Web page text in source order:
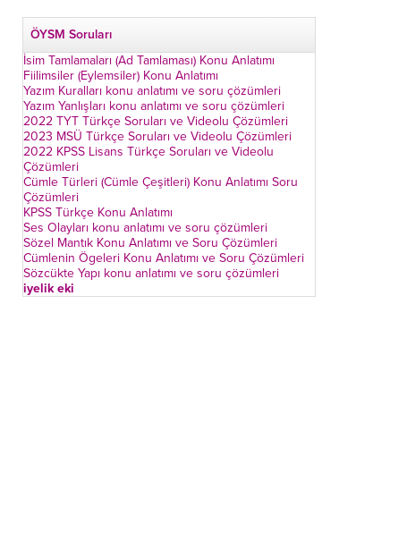
ÖYSM Soruları
İsim Tamlamaları (Ad Tamlaması) Konu Anlatımı
Fiilimsiler (Eylemsiler) Konu Anlatımı
Yazım Kuralları konu anlatımı ve soru çözümleri
Yazım Yanlışları konu anlatımı ve soru çözümleri
2022 TYT Türkçe Soruları ve Videolu Çözümleri
2023 MSÜ Türkçe Soruları ve Videolu Çözümleri
2022 KPSS Lisans Türkçe Soruları ve Videolu
Çözümleri
Cümle Türleri (Cümle Çeşitleri) Konu Anlatımı Soru
Çözümleri
KPSS Türkçe Konu Anlatımı
Ses Olayları konu anlatımı ve soru çözümleri
Sözel Mantık Konu Anlatımı ve Soru Çözümleri
Cümlenin Ögeleri Konu Anlatımı ve Soru Çözümleri
Sözcükte Yapı konu anlatımı ve soru çözümleri
iyelik eki